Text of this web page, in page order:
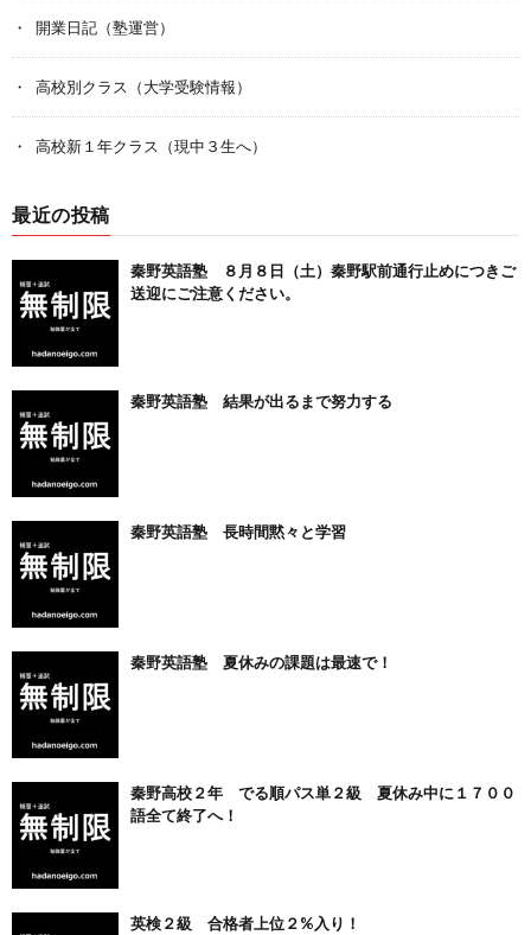
開業日記（塾運営）
高校別クラス（大学受験情報）
高校新１年クラス（現中３生へ）
最近の投稿
秦野英語塾 ８月８日（土）秦野駅前通行止めにつきご
送迎にご注意ください。
秦野英語塾 結果が出るまで努力する
秦野英語塾 長時間黙々と学習
秦野英語塾 夏休みの課題は最速で！
秦野高校２年 でる順パス単２級 夏休み中に１７００
語全て終了へ！
英検２級 合格者上位２%入り！